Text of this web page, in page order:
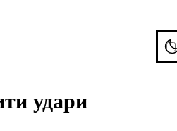
удари